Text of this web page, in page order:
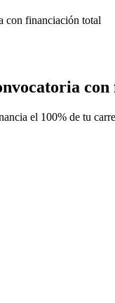
con financiación total
el 100% de tu